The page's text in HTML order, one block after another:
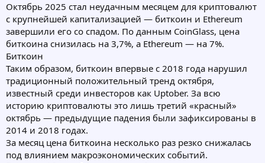
а
Октябрь 2025 стал неудачным месяцем для криптовалют
с крупнейшей капитализацией — биткоин и Ethereum
завершили его со спадом. По данным CoinGlass, цена
биткоина снизилась на 3,7%, а Ethereum — на 7%.
Биткоин
Таким образом, биткоин впервые с 2018 года нарушил
традиционный положительный тренд октября,
известный среди инвесторов как Uptober. За всю
историю криптовалюты это лишь третий «красный»
октябрь — предыдущие падения были зафиксированы в
2014 и 2018 годах.
За месяц цена биткоина несколько раз резко снижалась
под влиянием макроэкономических событий.